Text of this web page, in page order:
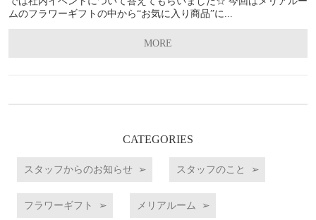
ムのフラワーギフトの中から“お気に入り商品”に...
MORE
CATEGORIES
スタッフからのお知らせ スタッフのこと
フラワーギフト メリアルーム